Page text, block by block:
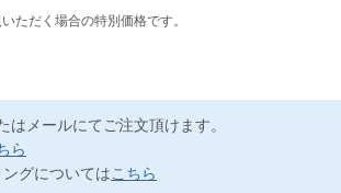
ただく場合の特別価格です。
メールにてご注文頂けます。
ら
グについてはこちら